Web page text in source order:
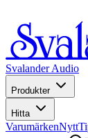
Svalander Audio
Produkter
Hitta
VarumärkenNytt